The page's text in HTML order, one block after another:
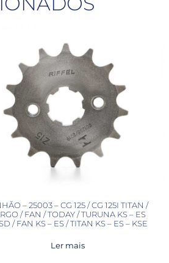
– 25003 – CG 125 / CG 125I TITAN /
/ FAN / TODAY / TURUNA KS – ES
/ FAN KS – ES / TITAN KS – ES – KSE
Ler mais